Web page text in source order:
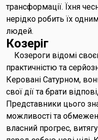
трансформації. Їхня
нерідко робить їх
людей.
Козеріг
Козероги відомі
практичністю та
Керовані Сатурном,
свої дії та брати
Представники цього
можливості та
власний прогрес,